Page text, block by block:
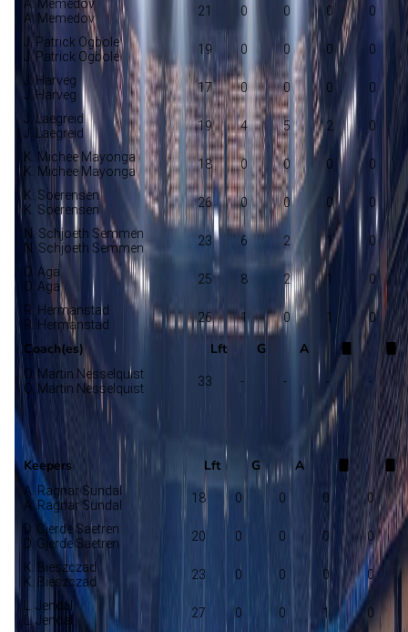
A. Memedov
A. Memedov
21 0 0 0 0
J. Patrick Ogbole
J. Patrick Ogbole
19 0 0 0 0
J. Harveg
J. Harveg
17 0 0 0 0
J. Laegreid
J. Laegreid
19 4 5 2 0
K. Michee Mayonga
K. Michee Mayonga
18 0 0 0 0
K. Soerensen
K. Soerensen
26 0 0 0 0
N. Schjoeth Semmen
N. Schjoeth Semmen
23 6 2 1 0
O. Aga
O. Aga
25 8 2 1 0
R. Hermanstad
R. Hermanstad
26 1 0 1 0
Coach(es) Lft G A
O. Martin Nesselquist
O. Martin Nesselquist
33 - - - -
Sogndal
Selectie
Keepers Lft G A
A. Ragnar Sundal
A. Ragnar Sundal
18 0 0 0 0
D. Gjerde Saetren
D. Gjerde Saetren
20 0 0 0 0
K. Bieszczad
K. Bieszczad
23 0 0 0 0
L. Jendal
L. Jendal
27 0 0 1 0